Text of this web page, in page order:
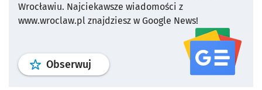
Wrocławiu. Najciekawsze wiadomości z
www.wroclaw.pl znajdziesz w Google News!
Obserwuj profil serwisu